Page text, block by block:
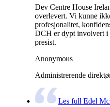
Dev Centre House
overlevert. Vi kunne
profesjonalitet,
DCH er dypt involvert i
presist.
Anonymous
Administrerende
Les full Edel